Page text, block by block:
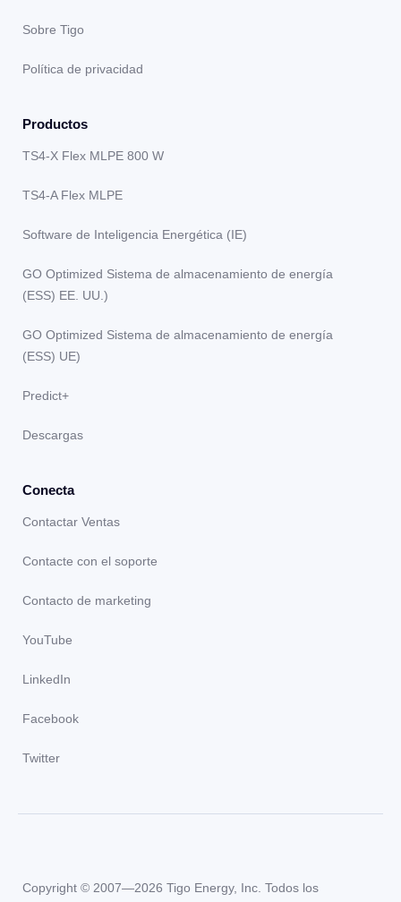
Sobre Tigo
Política de privacidad
Productos
TS4-X Flex MLPE 800 W
TS4-A Flex MLPE
Software de Inteligencia Energética (IE)
GO Optimized Sistema de almacenamiento de energía
(ESS) EE. UU.)
GO Optimized Sistema de almacenamiento de energía
(ESS) UE)
Predict+
Descargas
Conecta
Contactar Ventas
Contacte con el soporte
Contacto de marketing
YouTube
LinkedIn
Facebook
Twitter
Copyright © 2007—2026 Tigo Energy, Inc. Todos los